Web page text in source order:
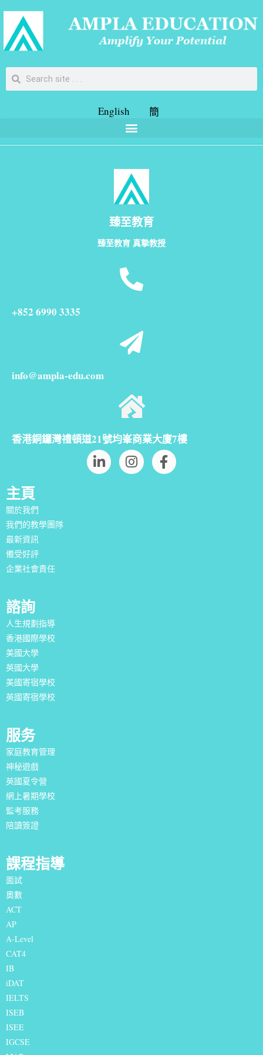
English 簡
臻至教育
臻至教育 真摯教授
+852 6990 3335
info@ampla-edu.com
香港銅鑼灣禮頓道21號均峯商業大廈7樓
主頁
關於我們
我們的教學團隊
最新資訊
備受好評
企業社會責任
諮詢
人生規劃指導
香港國際學校
美國大學
英國大學
美國寄宿學校
英國寄宿學校
服务
家庭教育管理
神秘遊戲
英國夏令營
網上暑期學校
監考服務
陪讀簽證
課程指導
面試
奧數
ACT
AP
A-Level
CAT4
IB
iDAT
IELTS
ISEB
ISEE
IGCSE